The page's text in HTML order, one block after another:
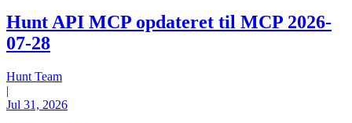
Hunt API MCP opdateret til MCP 2026-
07-28
Hunt Team
|
Jul 31, 2026